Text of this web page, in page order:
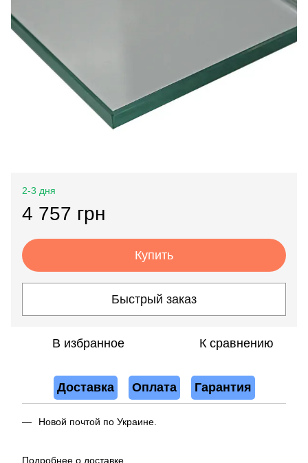
2-3 дня
4 757 грн
Купить
Быстрый заказ
В избранное К сравнению
Доставка Оплата Гарантия
Новой почтой по Украине.
Подробнее о доставке